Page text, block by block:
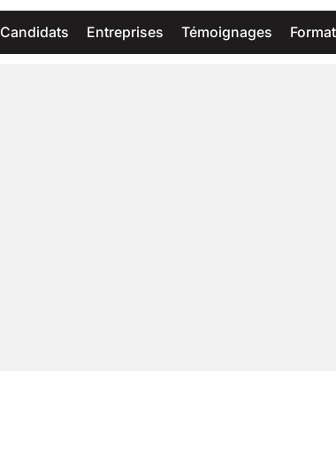
Candidats Entreprises Témoignages